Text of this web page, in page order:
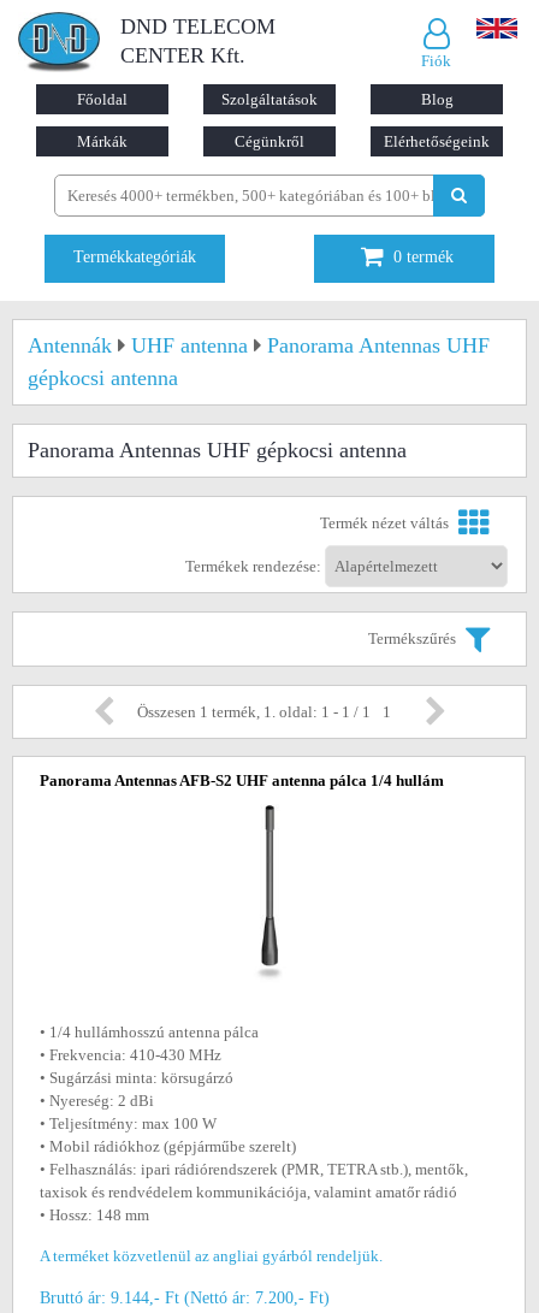
DND TELECOM
CENTER Kft.
Fiók
Főoldal Szolgáltatások Blog
Márkák Cégünkről Elérhetőségeink
Termékkategóriák 0 termék
Antennák UHF antenna
Panorama Antennas UHF
gépkocsi antenna
Panorama Antennas UHF gépkocsi antenna
Termék nézet váltás
Termékek rendezése:
Termékszűrés
Összesen 1 termék, 1. oldal: 1 - 1 / 1 1
Panorama Antennas AFB-S2 UHF antenna pálca 1/4 hullám
• 1/4 hullámhosszú antenna pálca
• Frekvencia: 410-430 MHz
• Sugárzási minta: körsugárzó
• Nyereség: 2 dBi
• Teljesítmény: max 100 W
• Mobil rádiókhoz (gépjárműbe szerelt)
• Felhasználás: ipari rádiórendszerek (PMR, TETRA stb.), mentők,
taxisok és rendvédelem kommunikációja, valamint amatőr rádió
• Hossz: 148 mm
A terméket közvetlenül az angliai gyárból rendeljük.
Bruttó ár: 9.144,- Ft (Nettó ár: 7.200,- Ft)